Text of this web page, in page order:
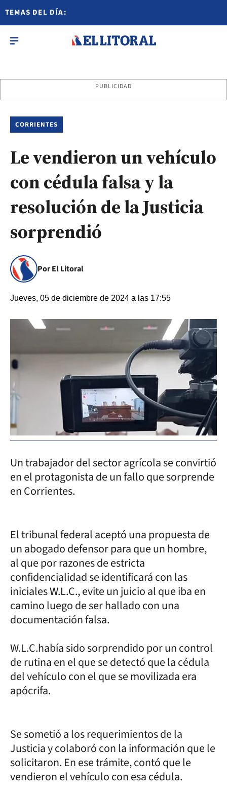
TEMAS DEL DÍA:
PUBLICIDAD
CORRIENTES
Le vendieron un vehículo
con cédula falsa y la
resolución de la Justicia
sorprendió
Por El Litoral
Jueves, 05 de diciembre de 2024 a las 17:55
Un trabajador del sector agrícola se convirtió
en el protagonista de un fallo que sorprende
en Corrientes.
El tribunal federal aceptó una propuesta de
un abogado defensor para que un hombre,
al que por razones de estricta
confidencialidad se identificará con las
iniciales W.L.C., evite un juicio al que iba en
camino luego de ser hallado con una
documentación falsa.
W.L.C.había sido sorprendido por un control
de rutina en el que se detectó que la cédula
del vehículo con el que se movilizada era
apócrifa.
Se sometió a los requerimientos de la
Justicia y colaboró con la información que le
solicitaron. En ese trámite, contó que le
vendieron el vehículo con esa cédula.